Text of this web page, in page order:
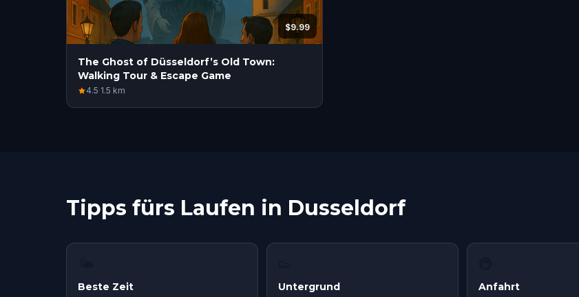
$9.99
The Ghost of Düsseldorf’s Old Town:
Walking Tour & Escape Game
4.5·1.5 km
Tipps fürs Laufen in Dusseldorf
Beste Zeit Untergrund Anfahrt